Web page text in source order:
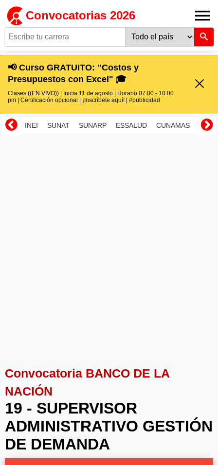
Convocatorias 2026
📢 Curso GRATUITO: "Costos y
Presupuestos con Excel" 🎓
Clases ((EN VIVO)) | Inicia 11 de agosto | Horario 07:00 - 10:00
pm | Certificación opcional | ¡Inscríbete aquí! | #publicidad
INEI SUNAT SUNARP ESSALUD CUNAMAS
Convocatoria BANCO DE LA
NACIÓN
19 - SUPERVISOR
ADMINISTRATIVO GESTIÓN
DE DEMANDA